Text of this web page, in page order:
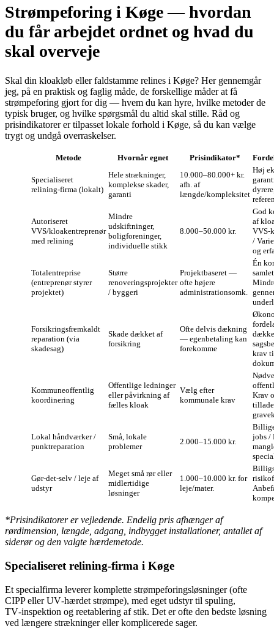
Strømpeforing i Køge — hvordan
du får arbejdet ordnet og hvad du
skal overveje
Skal din kloakløb eller faldstamme relines i Køge? Her gennemgår
jeg, på en praktisk og faglig måde, de forskellige måder at få
strømpeforing gjort for dig — hvem du kan hyre, hvilke metoder de
typisk bruger, og hvilke spørgsmål du altid skal stille. Råd og
prisindikatorer er tilpasset lokale forhold i Køge, så du kan vælge
trygt og undgå overraskelser.
Metode Hvornår egnet Prisindikator*
Specialiseret
relining‑firma (lokalt)
Hele strækninger,
komplekse skader,
garanti
10.000–80.000+ kr.
afh. af
længde/kompleksitet
Høj
Autoriseret
VVS/kloakentreprenør
med relining
Mindre
udskiftninger,
boligforeninger,
individuelle stikk
8.000–50.000 kr.
God
af
/
og
Totalentreprise
(entreprenør styrer
projektet)
Større
renoveringsprojekter
/ byggeri
Projektbaseret —
ofte højere
administrationsomk.
Én
Forsikringsfremkaldt
reparation (via
skadesag)
Skade dækket af
forsikring
Ofte delvis dækning
— egenbetaling kan
forekomme
krav
Kommuneoffentlig
koordinering
Offentlige ledninger
eller påvirkning af
fælles kloak
Vælg efter
kommunale krav
Krav
Lokal håndværker /
punktreparation
Små, lokale
problemer
2.000–15.000 kr.
jobs /
Gør‑det‑selv / leje af
udstyr
Meget små rør eller
midlertidige
løsninger
1.000–10.000 kr. for
leje/mater.
*Prisindikatorer er vejledende. Endelig pris afhænger af
rørdimension, længde, adgang, indbygget installationer, antallet af
siderør og den valgte hærdemetode.
Specialiseret relining‑firma i Køge
Et specialfirma leverer komplette strømpeforingsløsninger (ofte
CIPP eller UV‑hærdet strømpe), med eget udstyr til spuling,
TV‑inspektion og reetablering af stik. Det er ofte den bedste løsning
ved længere strækninger eller komplicerede sager.